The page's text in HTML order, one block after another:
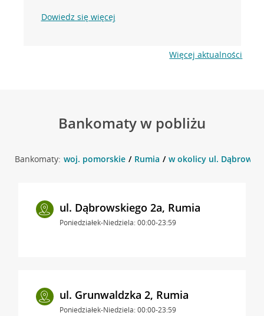
Dowiedz się więcej
Więcej aktualności
Bankomaty w pobliżu
Bankomaty: woj. pomorskie Rumia w okolicy ul.
ul. Dąbrowskiego 2a, Rumia
Poniedziałek-Niedziela: 00:00-23:59
ul. Grunwaldzka 2, Rumia
Poniedziałek-Niedziela: 00:00-23:59